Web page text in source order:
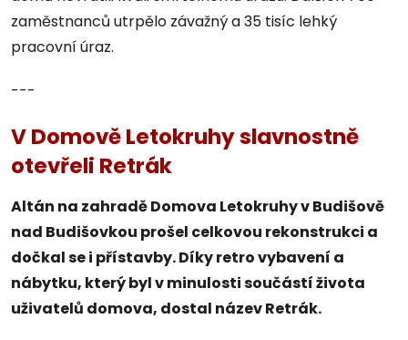
zaměstnanců utrpělo závažný a 35 tisíc lehký
pracovní úraz.
---
V Domově Letokruhy slavnostně
otevřeli Retrák
Altán na zahradě Domova Letokruhy v Budišově
nad Budišovkou prošel celkovou rekonstrukci a
dočkal se i přístavby. Díky retro vybavení a
nábytku, který byl v minulosti součástí života
uživatelů domova, dostal název Retrák.